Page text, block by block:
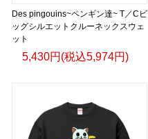
Des pingouins~ペンギン達~ T／Cビ
ッグシルエットクルーネックスウェ
ット
5,430円(税込5,974円)